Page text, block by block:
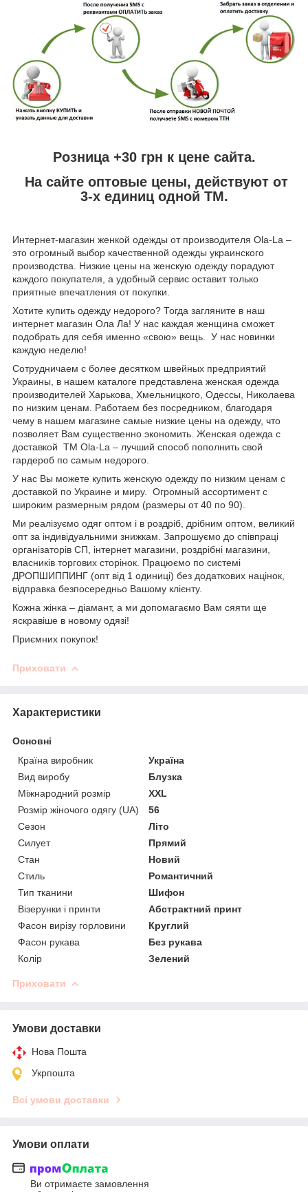
Розница +30 грн к цене сайта.
На сайте оптовые цены, действуют от
3-х единиц одной ТМ.
Интернет-магазин женкой одежды от производителя Ola-La –
это огромный выбор качественной одежды украинского
производства. Низкие цены на женскую одежду порадуют
каждого покупателя, а удобный сервис оставит только
приятные впечатления от покупки.
Хотите купить одежду недорого? Тогда загляните в наш
интернет магазин Ола Ла! У нас каждая женщина сможет
подобрать для себя именно «свою» вещь. У нас новинки
каждую неделю!
Сотрудничаем с более десятком швейных предприятий
Украины, в нашем каталоге представлена женская одежда
производителей Харькова, Хмельницкого, Одессы, Николаева
по низким ценам. Работаем без посредником, благодаря
чему в нашем магазине самые низкие цены на одежду, что
позволяет Вам существенно экономить. Женская одежда с
доставкой TM Ola-La – лучший способ пополнить свой
гардероб по самым недорого.
У нас Вы можете купить женскую одежду по низким ценам с
доставкой по Украине и миру. Огромный ассортимент с
широким размерным рядом (размеры от 40 по 90).
Ми реалізуємо одяг оптом і в роздріб, дрібним оптом, великий
опт за індивідуальними знижкам. Запрошуємо до співпраці
організаторів СП, інтернет магазини, роздрібні магазини,
власників торгових сторінок. Працюємо по системі
ДРОПШИППИНГ (опт від 1 одиниці) без додаткових націнок,
відправка безпосередньо Вашому клієнту.
Кожна жінка – діамант, а ми допомагаємо Вам сяяти ще
яскравіше в новому одязі!
Приємних покупок!
Приховати
Характеристики
Основні
Країна виробник
Україна
Вид виробу
Блузка
Міжнародний розмір
XXL
Розмір жіночого одягу (UA)
56
Сезон
Літо
Силует
Прямий
Стан
Новий
Стиль
Романтичний
Тип тканини
Шифон
Візерунки і принти
Абстрактний принт
Фасон вирізу горловини
Круглий
Фасон рукава
Без рукава
Колір
Зелений
Приховати
Умови доставки
Нова Пошта
Укрпошта
Всі умови доставки
Умови оплати
Ви отримаєте замовлення